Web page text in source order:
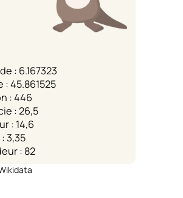
: 6.167323
: 45.861525
: 446
: 26,5
: 14,6
3,35
: 82